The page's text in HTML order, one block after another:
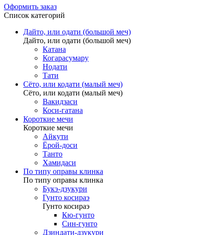
Оформить заказ
Список категорий
Дайто, или одати (большой меч)
Дайто, или одати (большой меч)
Катана
Когарасумару
Нодати
Тати
Сёто, или кодати (малый меч)
Сёто, или кодати (малый меч)
Вакидзаси
Коси-гатана
Короткие мечи
Короткие мечи
Айкути
Ёрой-доси
Танто
Хамидаси
По типу оправы клинка
По типу оправы клинка
Букэ-дзукури
Гунто косираэ
Гунто косираэ
Кю-гунто
Син-гунто
Дзиндати-дзукури